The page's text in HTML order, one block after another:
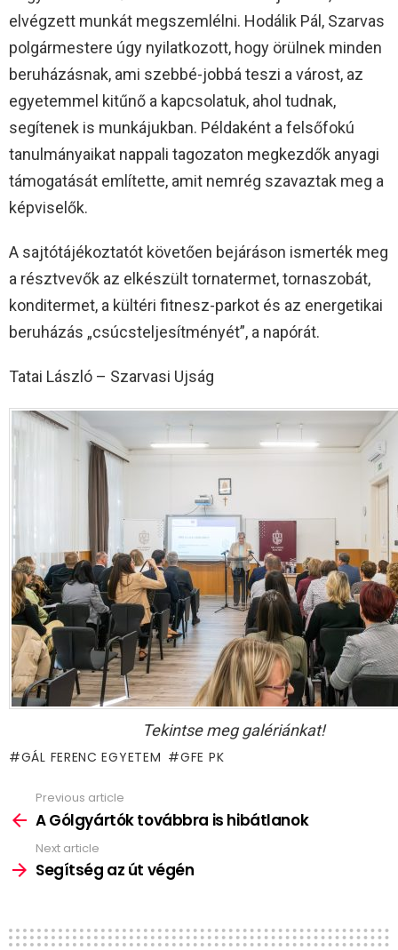
elvégzett munkát megszemlélni. Hodálik Pál, Szarvas
polgármestere úgy nyilatkozott, hogy örülnek minden
beruházásnak, ami szebbé-jobbá teszi a várost, az
egyetemmel kitűnő a kapcsolatuk, ahol tudnak,
segítenek is munkájukban. Példaként a felsőfokú
tanulmányaikat nappali tagozaton megkezdők anyagi
támogatását említette, amit nemrég szavaztak meg a
képviselők.
A sajtótájékoztatót követően bejáráson ismerték meg
a résztvevők az elkészült tornatermet, tornaszobát,
konditermet, a kültéri fitnesz-parkot és az energetikai
beruházás „csúcsteljesítményét”, a napórát.
Tatai László – Szarvasi Ujság
Tekintse meg galériánkat!
GÁL FERENC EGYETEM GFE PK
more
Previous article
A Gólgyártók továbbra is hibátlanok
Next article
Segítség az út végén